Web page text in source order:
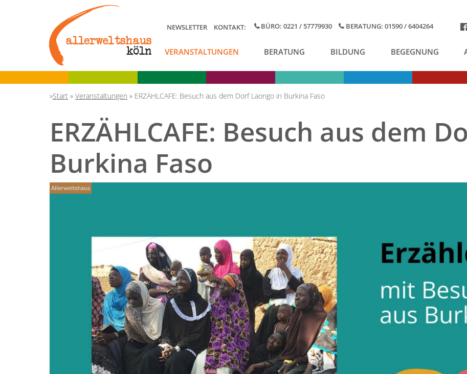
BÜRO: 0221 / 57779930 BERATUNG: 01590 / 6404264
NEWSLETTER KONTAKT:
VERANSTALTUNGEN BERATUNG BILDUNG BEGEGNUNG
Start » Veranstaltungen » ERZÄHLCAFE: Besuch aus dem Dorf Laongo in Burkina Faso
ERZÄHLCAFE: Besuch aus dem
Burkina Faso
Allerweltshaus